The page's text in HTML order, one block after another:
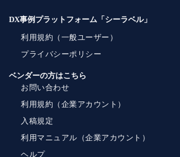
DX事例プラットフォーム「シーラベル」
利用規約（一般ユーザー）
プライバシーポリシー
ベンダーの方はこちら
お問い合わせ
利用規約（企業アカウント）
入稿規定
利用マニュアル（企業アカウント）
ヘルプ